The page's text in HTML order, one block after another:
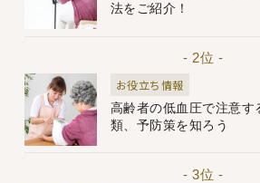
法をご紹介！
- 2位 -
お役立ち情報
高齢者の低血圧で注意す
類、予防策を知ろう
- 3位 -